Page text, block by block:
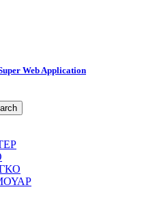
Web Application